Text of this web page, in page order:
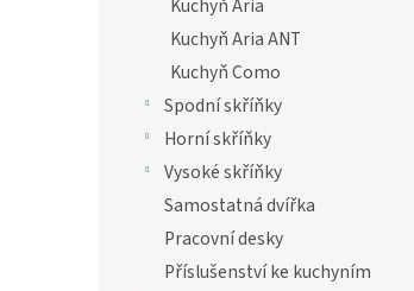
Kuchyň Aria
Kuchyň Aria ANT
Kuchyň Como
Spodní skříňky
Horní skříňky
Vysoké skříňky
Samostatná dvířka
Pracovní desky
Příslušenství ke kuchyním